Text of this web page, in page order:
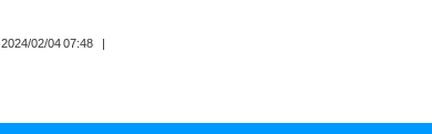
2024/02/04 07:48